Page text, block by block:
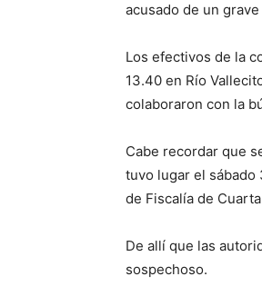
acusado de un
Los efectivos de la
13.40 en Río
colaboraron con la
Cabe recordar que
tuvo lugar el sábado
de Fiscalía de
De allí que las
sospechoso.